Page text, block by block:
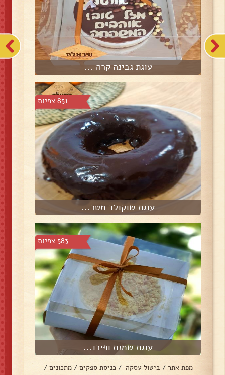
עוגת גבינה קרה ...
851 צפיות
עוגת שוקולד מטר...
583 צפיות
עוגת שמנת ופירו...
מפת אתר / ביטול עסקה / כניסת ספקים / מתכונים /